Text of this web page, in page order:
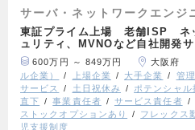
サーバ・ネットワークエンジ
東証プライム上場 老舗ISP ネ
ュリティ、MVNOなど自社開発
600万円 ～ 849万円 大阪府
ル企業）
上場企業 大手企業 管
サービス
土日祝休み ポテンシャル
直下
事業責任者 サービス責任者
ストックオプションあり
フレックス
児支援制度